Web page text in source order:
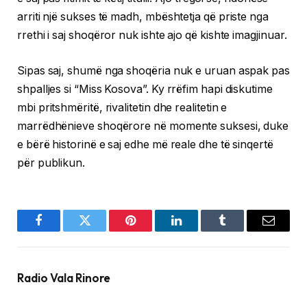
arriti një sukses të madh, mbështetja që priste nga
rrethi i saj shoqëror nuk ishte ajo që kishte imagjinuar.
Sipas saj, shumë nga shoqëria nuk e uruan aspak pas
shpalljes si “Miss Kosova”. Ky rrëfim hapi diskutime
mbi pritshmëritë, rivalitetin dhe realitetin e
marrëdhënieve shoqërore në momente suksesi, duke
e bërë historinë e saj edhe më reale dhe të sinqertë
për publikun.
FacebookTwitter Pinterest LinkedInTumblr Email
Radio Vala Rinore